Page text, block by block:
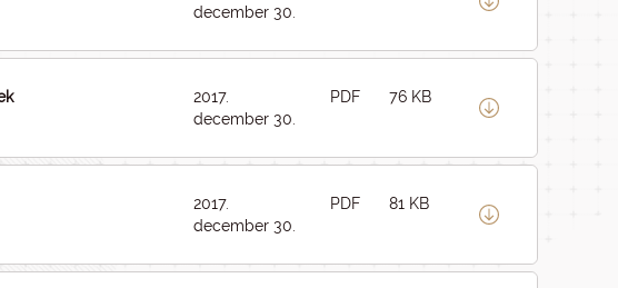
december 30.
2017.
december 30.
PDF 76 KB
2017.
december 30.
PDF 81 KB